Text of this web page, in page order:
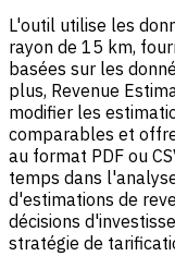
L'outil utilise les
rayon de 15 km,
basées sur les
plus, Revenue
modifier les
comparables et
au format PDF ou
temps dans
d'estimations de
décisions
stratégie de